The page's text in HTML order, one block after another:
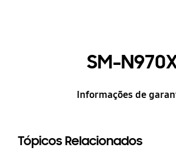
SM-
Informações de
Tópicos Relacionados